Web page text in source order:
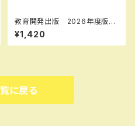
教育開発出版 2026年度版
新中学問題集 英語 中1～3
演習編 各学年（選択くださ
い） 問題集本体と別冊解答つ
¥1,420
に戻る